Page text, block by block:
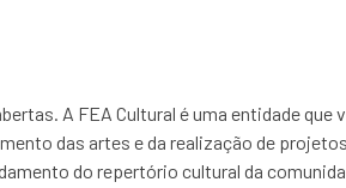
A FEA Cultural é uma entidade que
das artes e da realização de
do repertório cultural da